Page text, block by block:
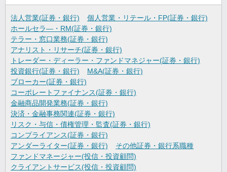
法人営業(証券・銀行)
個人営業・リテール・FP(証券・銀行)
ホールセラ―・RM(証券・銀行)
テラー・窓口業務(証券・銀行)
アナリスト・リサーチ(証券・銀行)
トレーダー・ディーラー・ファンドマネジャー(証券・銀行)
投資銀行(証券・銀行)
M&A(証券・銀行)
ブローカー(証券・銀行)
コーポレートファイナンス(証券・銀行)
金融商品開発業務(証券・銀行)
決済・金融事務関連(証券・銀行)
リスク・与信・債権管理・監査(証券・銀行)
コンプライアンス(証券・銀行)
アンダーライター(証券・銀行)
その他証券・銀行系職種
ファンドマネージャー(投信・投資顧問)
クライアントサービス(投信・投資顧問)